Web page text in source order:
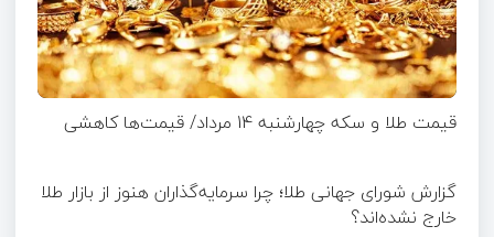
قیمت طلا و سکه چهارشنبه 14 مرداد/ قیمت‌ها کاهشی
گزارش شورای جهانی طلا؛ چرا سرمایه‌گذاران هنوز از بازار طلا
خارج نشده‌اند؟